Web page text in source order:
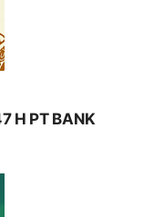
H PT BANK